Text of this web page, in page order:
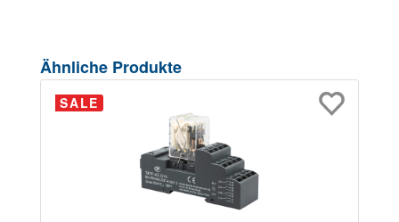
Produktgalerie überspringen
Ähnliche Produkte
SALE